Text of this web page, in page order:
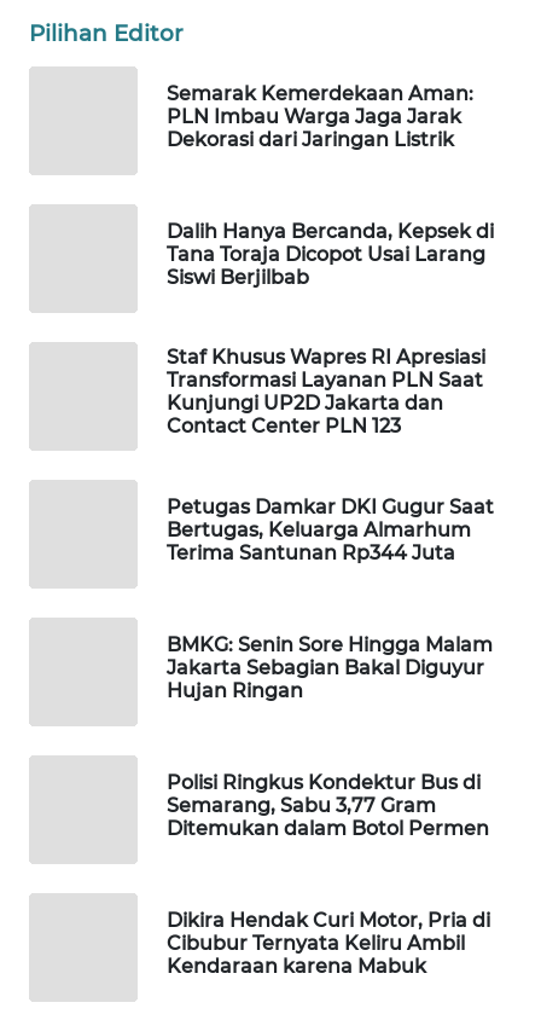
Pilihan Editor
Semarak Kemerdekaan Aman:
PLN Imbau Warga Jaga Jarak
Dekorasi dari Jaringan Listrik
Dalih Hanya Bercanda, Kepsek di
Tana Toraja Dicopot Usai Larang
Siswi Berjilbab
Staf Khusus Wapres RI Apresiasi
Transformasi Layanan PLN Saat
Kunjungi UP2D Jakarta dan
Contact Center PLN 123
Petugas Damkar DKI Gugur Saat
Bertugas, Keluarga Almarhum
Terima Santunan Rp344 Juta
BMKG: Senin Sore Hingga Malam
Jakarta Sebagian Bakal Diguyur
Hujan Ringan
Polisi Ringkus Kondektur Bus di
Semarang, Sabu 3,77 Gram
Ditemukan dalam Botol Permen
Dikira Hendak Curi Motor, Pria di
Cibubur Ternyata Keliru Ambil
Kendaraan karena Mabuk
WAHANA
WAHANA
OTOMOTIF
LAPAK
WAHANA
KONSUMEN